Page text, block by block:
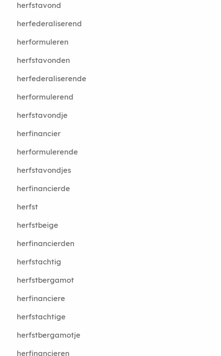
herfstavond
herfederaliserend
herformuleren
herfstavonden
herfederaliserende
herformulerend
herfstavondje
herfinancier
herformulerende
herfstavondjes
herfinancierde
herfst
herfstbeige
herfinancierden
herfstachtig
herfstbergamot
herfinanciere
herfstachtige
herfstbergamotje
herfinancieren